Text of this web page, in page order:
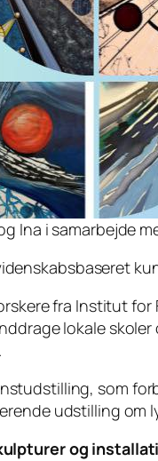
Ina i samarbejde
fra Institut for
lokale
som
udstilling
og